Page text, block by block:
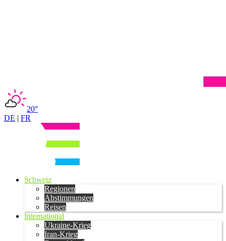
20°
DE | FR
Schweiz
Regionen
Abstimmungen
Reisen
International
Ukraine-Krieg
Iran-Krieg